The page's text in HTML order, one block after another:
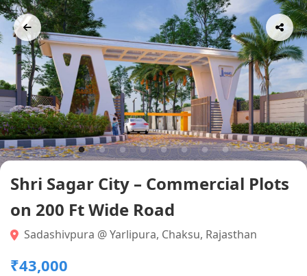
Shri Sagar City – Commercial Plots
on 200 Ft Wide Road
Sadashivpura @ Yarlipura, Chaksu, Rajasthan
₹43,000